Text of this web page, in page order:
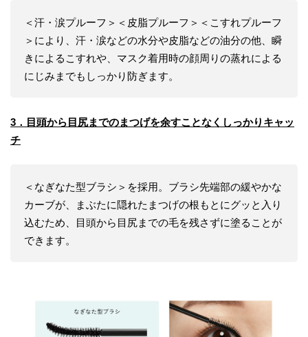
＜汗・涙プルーフ＞＜皮脂プルーフ＞＜こすれプルーフ
＞により、汗・涙などの水分や皮脂などの油分の他、瞬
きによるこすれや、マスク着用時の顔周りの蒸れによる
にじみまでもしっかり防ぎます。
3 ．目頭から目尻までのまつげを余すことなくしっかりキャッ
チ
＜なぎなた型ブラシ＞を採用。ブラシ先端部の緩やかな
カーブが、まぶたに隠れたまつげの根もとにグッと入り
込むため、目頭から目尻までの毛を残さずに塗ることが
できます。